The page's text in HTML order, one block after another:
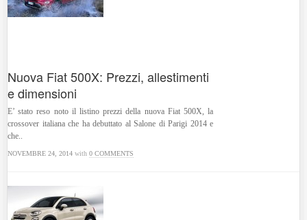
Nuova Fiat 500X: Prezzi, allestimenti
e dimensioni
E’ stato reso noto il listino prezzi della nuova Fiat 500X, la
crossover italiana che ha debuttato al Salone di Parigi 2014 e
che..
NOVEMBRE 24, 2014 with0 COMMENTS